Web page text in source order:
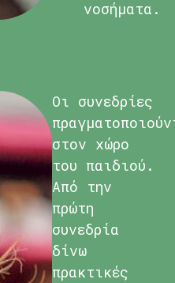
νοσήματα.
Οι συνεδρίες
στον χώρο
του παιδιού.
Από την
πρώτη
συνεδρία
δίνω
πρακτικές